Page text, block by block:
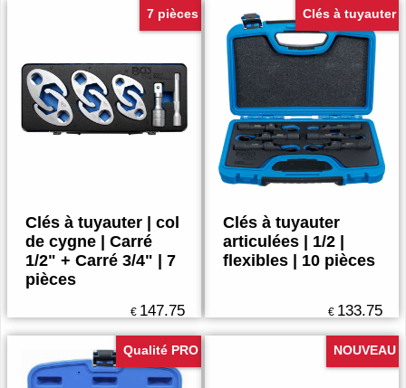
7 pièces
Clés à tuyauter | col
de cygne | Carré
1/2" + Carré 3/4" | 7
pièces
€ 147.75
Clés à tuyauter
Clés à tuyauter
articulées | 1/2 |
flexibles | 10 pièces
€ 133.75
Qualité PRO NOUVEAU